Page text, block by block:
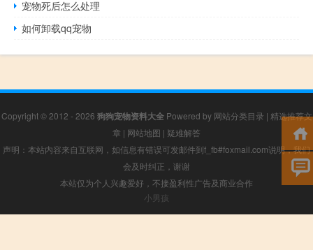
宠物死后怎么处理
如何卸载qq宠物
Copyright © 2012 - 2026 狗狗宠物资料大全Powered by 网站分类目录 | 精选推荐文
章 | 网站地图 | 疑难解答
声明：本站内容来自互联网，如信息有错误可发邮件到f_fb#foxmail.com说明，我们
会及时纠正，谢谢
本站仅为个人兴趣爱好，不接盈利性广告及商业合作
小男孩